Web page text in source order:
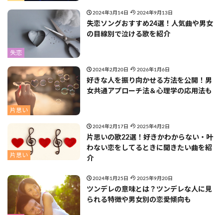
失恋
2024年3月14日 2024年9月13日
失恋ソングおすすめ24選！人気曲や男女
の目線別で泣ける歌を紹介
片思い
2024年2月20日 2026年1月6日
好きな人を振り向かせる方法を公開！男
女共通アプローチ法＆心理学の応用法も
片思い
2024年2月17日 2025年4月2日
片思いの歌22選！好きかわからない・叶
わない恋をしてるときに聞きたい曲を紹
介
2024年1月25日 2025年9月20日
ツンデレの意味とは？ツンデレな人に見
られる特徴や男女別の恋愛傾向も